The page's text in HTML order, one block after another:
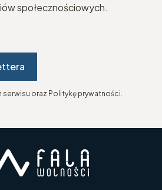
społecznościowych.
oraz Politykę prywatności.